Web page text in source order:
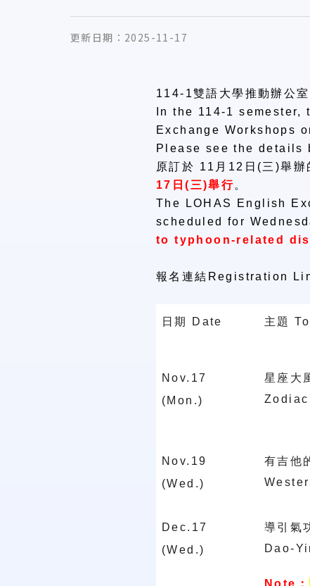
更新日期： 2025-11-17
114-1雙語大學推動辦公
In the 114-1
Exchange Workshops
Please see the details
原訂於 11 月 12 日 (三 )舉辦
17 日( 三)舉行。
The LOHAS English
scheduled for
to typhoon-related
報名連結 Registration
日期 Date 主題
Nov.17
(Mon.)
星座大
Nov.19
(Wed.)
有吉他
Dec.17
(Wed.)
導引氣
Dao-
Note ：